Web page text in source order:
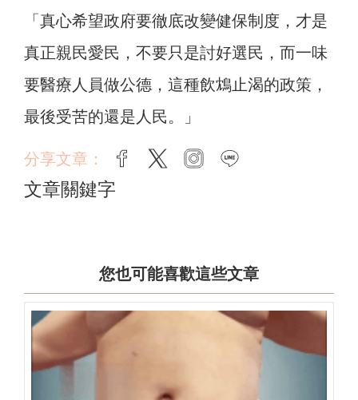
「真心希望政府要徹底改變健保制度，才是
真正親民愛民，不要只是討好選民，而一味
要醫療人員做公德，這種飲鴆止渴的政策，
最後受苦的還是人民。」
分享文章： facebook
twitter instagram
文章關鍵字
您也可能喜歡這些文章